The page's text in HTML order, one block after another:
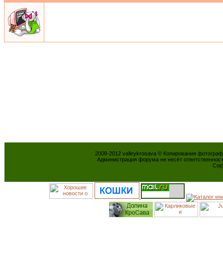
2008-2012 valleykrosava © Копирования
Администрация форума не несёт